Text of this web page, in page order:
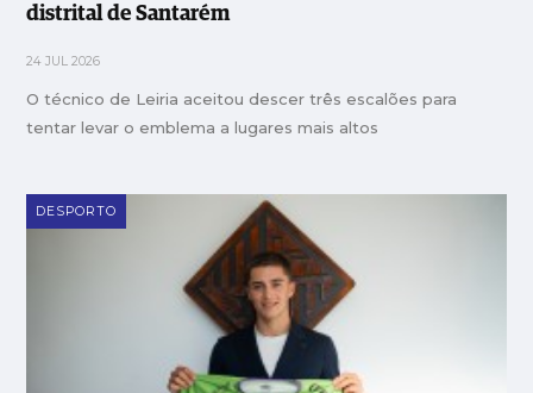
distrital de Santarém
24 JUL 2026
O técnico de Leiria aceitou descer três escalões para
tentar levar o emblema a lugares mais altos
DESPORTO